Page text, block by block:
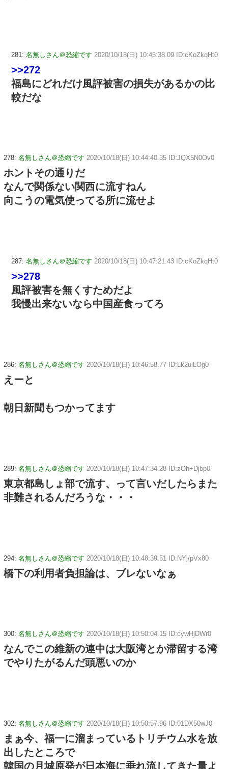
281: 名無しさん＠恐縮です 2020/10/18(日) 10:45:38.09 ID:cKoZkqHt0
>>272
福島にどれだけ風評被害の損失があるかの比
較だな
278: 名無しさん＠恐縮です 2020/10/18(日) 10:44:40.35 ID:JQX5N0Ov0
ホントその通りだ
なんで関係ない関西に流すねん
向こうの電気使ってる所に流せよ
287: 名無しさん＠恐縮です 2020/10/18(日) 10:47:21.43 ID:cKoZkqHt0
>>278
風評被害を無くすためだよ
我慢出来ないなら中国産食ってろ
286: 名無しさん＠恐縮です 2020/10/18(日) 10:46:58.77 ID:Lk2uiLOg0
えーと
朝日新聞もつかってます
289: 名無しさん＠恐縮です 2020/10/18(日) 10:47:34.28 ID:zOh+Djbp0
東京都島しょ部で流す、って言いだしたらまた
非難されるんだろうな・・・
294: 名無しさん＠恐縮です 2020/10/18(日) 10:48:39.51 ID:NYj/pVx80
橋下の利用者負担論は、ブレないなぁ
300: 名無しさん＠恐縮です 2020/10/18(日) 10:50:04.15 ID:cywHjDWr0
なんでこの維新の連中は大阪湾とか滞留する湾
でやりたがるんだ頭悪いのか
302: 名無しさん＠恐縮です 2020/10/18(日) 10:50:57.96 ID:01DX50wJ0
まぁ今、福一に溜まっているトリチウム水を放
出したところで
韓国の月城原発が日本海に垂れ流してきた量よ